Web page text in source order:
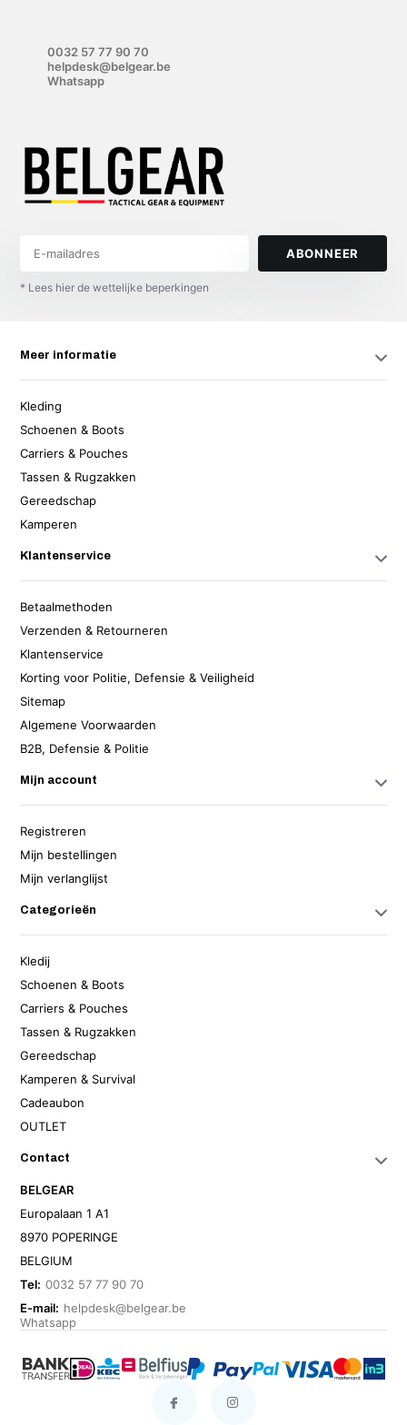
0032 57 77 90 70
helpdesk@belgear.be
Whatsapp
ABONNEER
* Lees hier de wettelijke beperkingen
Meer informatie
Kleding
Schoenen & Boots
Carriers & Pouches
Tassen & Rugzakken
Gereedschap
Kamperen
Klantenservice
Betaalmethoden
Verzenden & Retourneren
Klantenservice
Korting voor Politie, Defensie & Veiligheid
Sitemap
Algemene Voorwaarden
B2B, Defensie & Politie
Mijn account
Registreren
Mijn bestellingen
Mijn verlanglijst
Categorieën
Kledij
Schoenen & Boots
Carriers & Pouches
Tassen & Rugzakken
Gereedschap
Kamperen & Survival
Cadeaubon
OUTLET
Contact
BELGEAR
Europalaan 1 A1
8970 POPERINGE
BELGIUM
Tel: 0032 57 77 90 70
E-mail: helpdesk@belgear.be
Whatsapp